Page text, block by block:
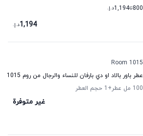
800تا1,194د.إ.
1,194د.إ.
Room 1015
عطر باور بالاد او دي بارفان للنساء والرجال من روم 1015
100 مل عطر
+1 حجم العطر
غير متوفرة